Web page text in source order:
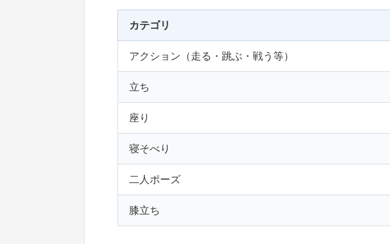
カテゴリ
アクション（走る・跳ぶ・戦う等）
立ち
座り
寝そべり
二人ポーズ
膝立ち